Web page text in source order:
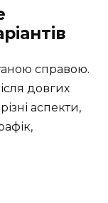
справою.
довгих
аспекти,